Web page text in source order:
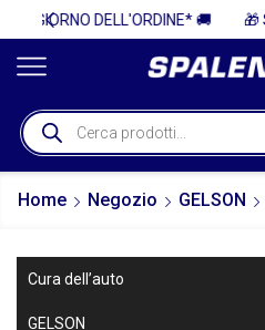
Home Negozio GELSON
Cura dell’auto
GELSON